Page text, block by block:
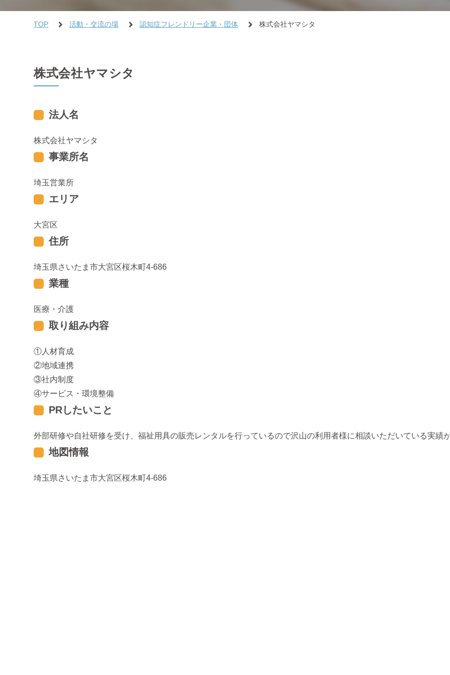
TOP 活動・交流の場 認知症フレンドリー企業・団体 株式会社ヤマシタ
株式会社ヤマシタ
法人名
株式会社ヤマシタ
事業所名
埼玉営業所
エリア
大宮区
住所
埼玉県さいたま市大宮区桜木町4-686
業種
医療・介護
取り組み内容
人材育成
地域連携
社内制度
サービス・環境整備
PRしたいこと
外部研修や自社研修を受け、福祉用具の販売レンタルを行っているので沢山の利用者様に相談いただいている実績
地図情報
埼玉県さいたま市大宮区桜木町4-686